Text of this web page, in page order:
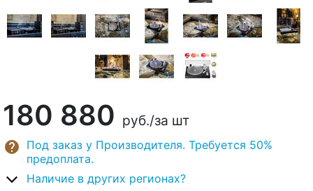
180 880 руб./за шт
Под заказ у Производителя. Требуется 50%
предоплата.
Наличие в других регионах?